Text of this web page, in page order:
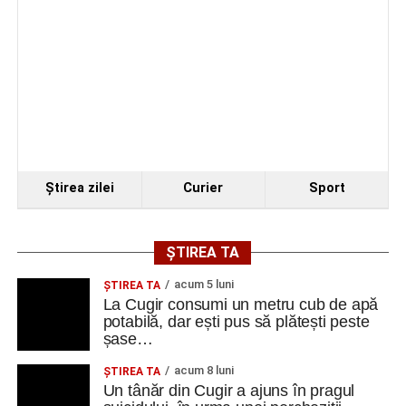
Ştirea zilei Curier Sport
ȘTIREA TA
ȘTIREA TA acum 5 luni
La Cugir consumi un metru cub de apă
potabilă, dar ești pus să plătești peste
șase…
ȘTIREA TA acum 8 luni
Un tânăr din Cugir a ajuns în pragul